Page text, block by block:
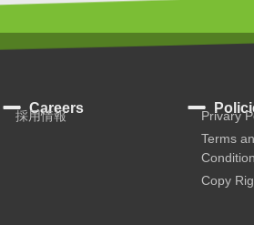
Careers
採用情報
Privary
Terms
Copy